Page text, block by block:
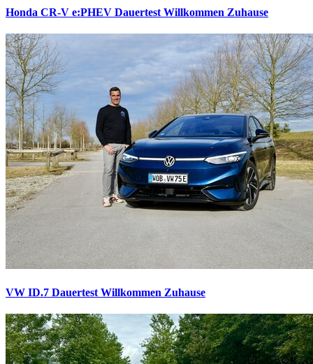
Honda CR-V e:PHEV Dauertest Willkommen Zuhause
VW ID.7 Dauertest Willkommen Zuhause